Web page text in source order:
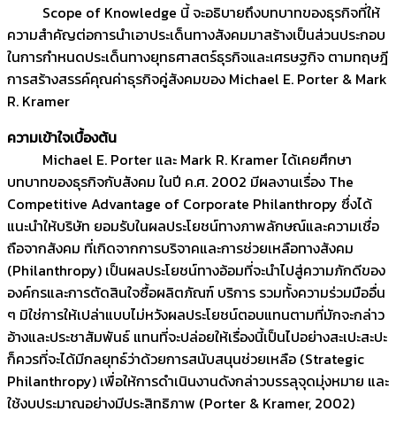
Scope of Knowledge นี้ จะอธิบายถึงบทบาทของธุรกิจที่ให้
ความสำคัญต่อการนำเอาประเด็นทางสังคมมาสร้างเป็นส่วนประกอบ
ในการกำหนดประเด็นทางยุทธศาสตร์ธุรกิจและเศรษฐกิจ ตามทฤษฎี
การสร้างสรรค์คุณค่าธุรกิจคู่สังคมของ Michael E. Porter & Mark
R. Kramer
ความเข้าใจเบื้องต้น
Michael E. Porter และ Mark R. Kramer ได้เคยศึกษา
บทบาทของธุรกิจกับสังคม ในปี ค.ศ. 2002 มีผลงานเรื่อง The
Competitive Advantage of Corporate Philanthropy ซึ่งได้
แนะนำให้บริษัท ยอมรับในผลประโยชน์ทางภาพลักษณ์และความเชื่อ
ถือจากสังคม ที่เกิดจากการบริจาคและการช่วยเหลือทางสังคม
(Philanthropy) เป็นผลประโยชน์ทางอ้อมที่จะนำไปสู่ความภักดีของ
องค์กรและการตัดสินใจซื้อผลิตภัณฑ์ บริการ รวมทั้งความร่วมมืออื่น
ๆ มิใช่การให้เปล่าแบบไม่หวังผลประโยชน์ตอบแทนตามที่มักจะกล่าว
อ้างและประชาสัมพันธ์ แทนที่จะปล่อยให้เรื่องนี้เป็นไปอย่างสะเปะสะปะ
ก็ควรที่จะได้มีกลยุทธ์ว่าด้วยการสนับสนุนช่วยเหลือ (Strategic
Philanthropy) เพื่อให้การดำเนินงานดังกล่าวบรรลุจุดมุ่งหมาย และ
ใช้งบประมาณอย่างมีประสิทธิภาพ (Porter & Kramer, 2002)